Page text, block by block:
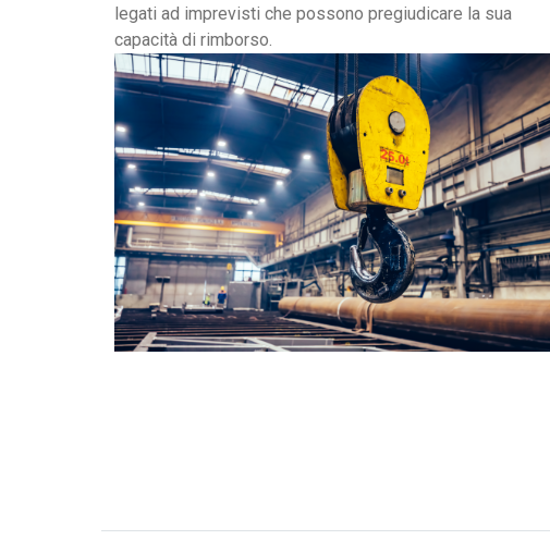
legati ad imprevisti che possono pregiudicare la sua
capacità di rimborso.